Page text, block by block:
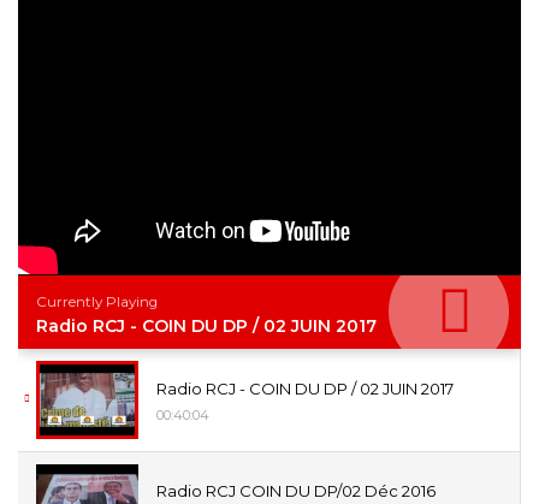
Currently Playing
Radio RCJ - COIN DU DP / 02 JUIN 2017
Radio RCJ - COIN DU DP / 02 JUIN 2017
00:40:04
Radio RCJ COIN DU DP/02 Déc 2016